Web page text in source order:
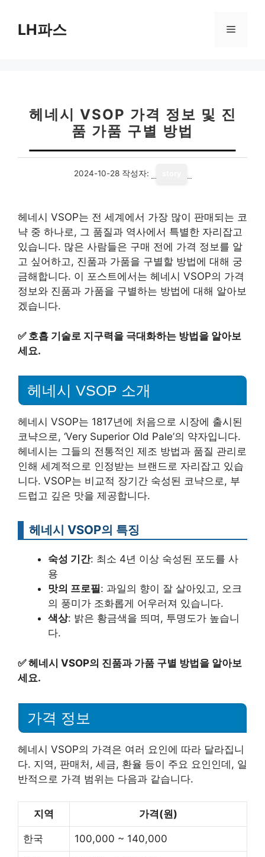
LH파스 메
헤네시 VSOP 가격 정보 및 진
품 가품 구별 방법
2024-10-28 작성자:
헤네시 VSOP는 전 세계에서 가장 많이 판매되는 코
냑 중 하나로, 그 품질과 역사에서 특별한 자리잡고
있습니다. 많은 사람들은 구매 전에 가격 정보를 알
고 싶어하고, 진품과 가품을 구별할 방법에 대해 궁
금해합니다. 이 포스트에서는 헤네시 VSOP의 가격
정보와 진품과 가품을 구별하는 방법에 대해 알아보
겠습니다.
✅ 호흡 기술로 지구력을 극대화하는 방법을 알아보
세요.
헤네시 VSOP 소개
헤네시 VSOP는 1817년에 처음으로 시장에 출시된
코냑으로, ‘Very Superior Old Pale’의 약자입니다.
헤네시는 그들의 전통적인 제조 방법과 품질 관리로
인해 세계적으로 인정받는 브랜드로 자리잡고 있습
니다. VSOP는 비교적 장기간 숙성된 코냑으로, 부
드럽고 깊은 맛을 제공합니다.
헤네시 VSOP의 특징
숙성 기간: 최소 4년 이상 숙성된 포도를 사
용
맛의 프로필: 과일의 향이 잘 살아있고, 오크
의 풍미가 조화롭게 어우러져 있습니다.
색상: 밝은 황금색을 띄며, 투명도가 높습니
다.
✅헤네시 VSOP의 진품과 가품 구별 방법을 알아보
세요.
가격 정보
헤네시 VSOP의 가격은 여러 요인에 따라 달라집니
다. 지역, 판매처, 세금, 환율 등이 주요 요인인데, 일
반적으로 가격 범위는 다음과 같습니다.
지역 가격(원)
한국 100,000 ~ 140,000